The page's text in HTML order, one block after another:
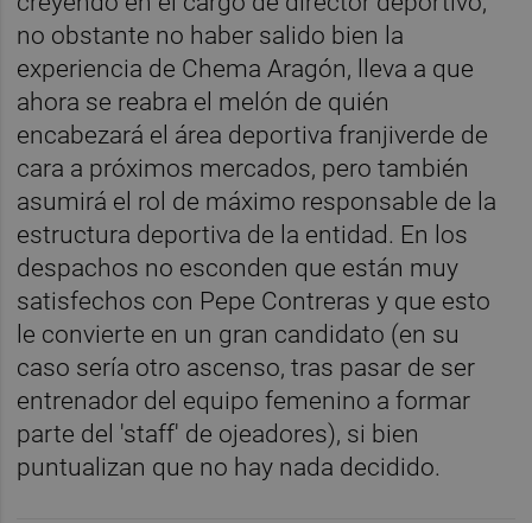
no obstante no haber salido bien la
experiencia de Chema Aragón, lleva a que
ahora se reabra el melón de quién
encabezará el área deportiva franjiverde de
cara a próximos mercados, pero también
asumirá el rol de máximo responsable de la
estructura deportiva de la entidad. En los
despachos no esconden que están muy
satisfechos con Pepe Contreras y que esto
le convierte en un gran candidato (en su
caso sería otro ascenso, tras pasar de ser
entrenador del equipo femenino a formar
parte del 'staff' de ojeadores), si bien
puntualizan que no hay nada decidido.